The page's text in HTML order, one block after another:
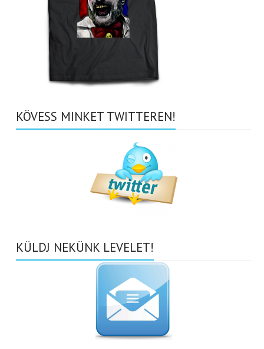
KÖVESS MINKET TWITTEREN!
KÜLDJ NEKÜNK LEVELET!